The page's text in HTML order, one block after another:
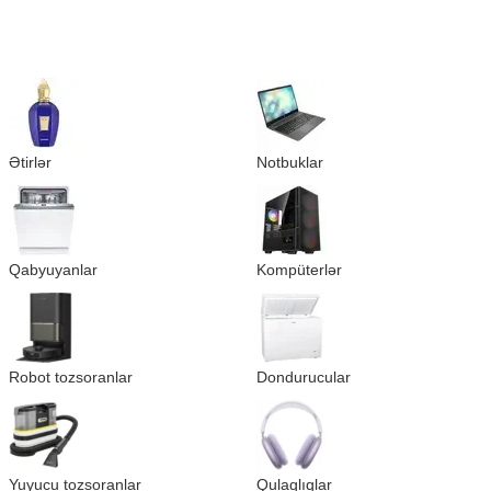
Ətirlər Notbuklar
Qabyuyanlar Kompüterlər
Robot tozsoranlar Dondurucular
Yuyucu tozsoranlar Qulaqlıqlar